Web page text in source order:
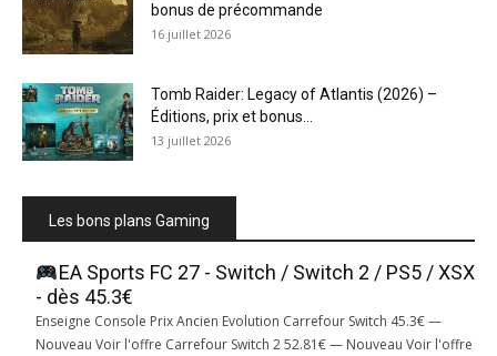
bonus de précommande
16 juillet 2026
Tomb Raider: Legacy of Atlantis (2026) –
Éditions, prix et bonus...
13 juillet 2026
Les bons plans Gaming
EA Sports FC 27 - Switch / Switch 2 / PS5 / XSX
- dès 45.3€
Enseigne Console Prix Ancien Evolution Carrefour Switch 45.3€ —
Nouveau Voir l'offre Carrefour Switch 2 52.81€ — Nouveau Voir l'offre